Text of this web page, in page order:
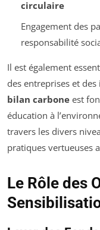
circulaire
Engagement des
responsabilité
Il est également
des entreprises et
bilan carbone est
éducation à
travers les divers
pratiques vertueuses
Le Rôle des